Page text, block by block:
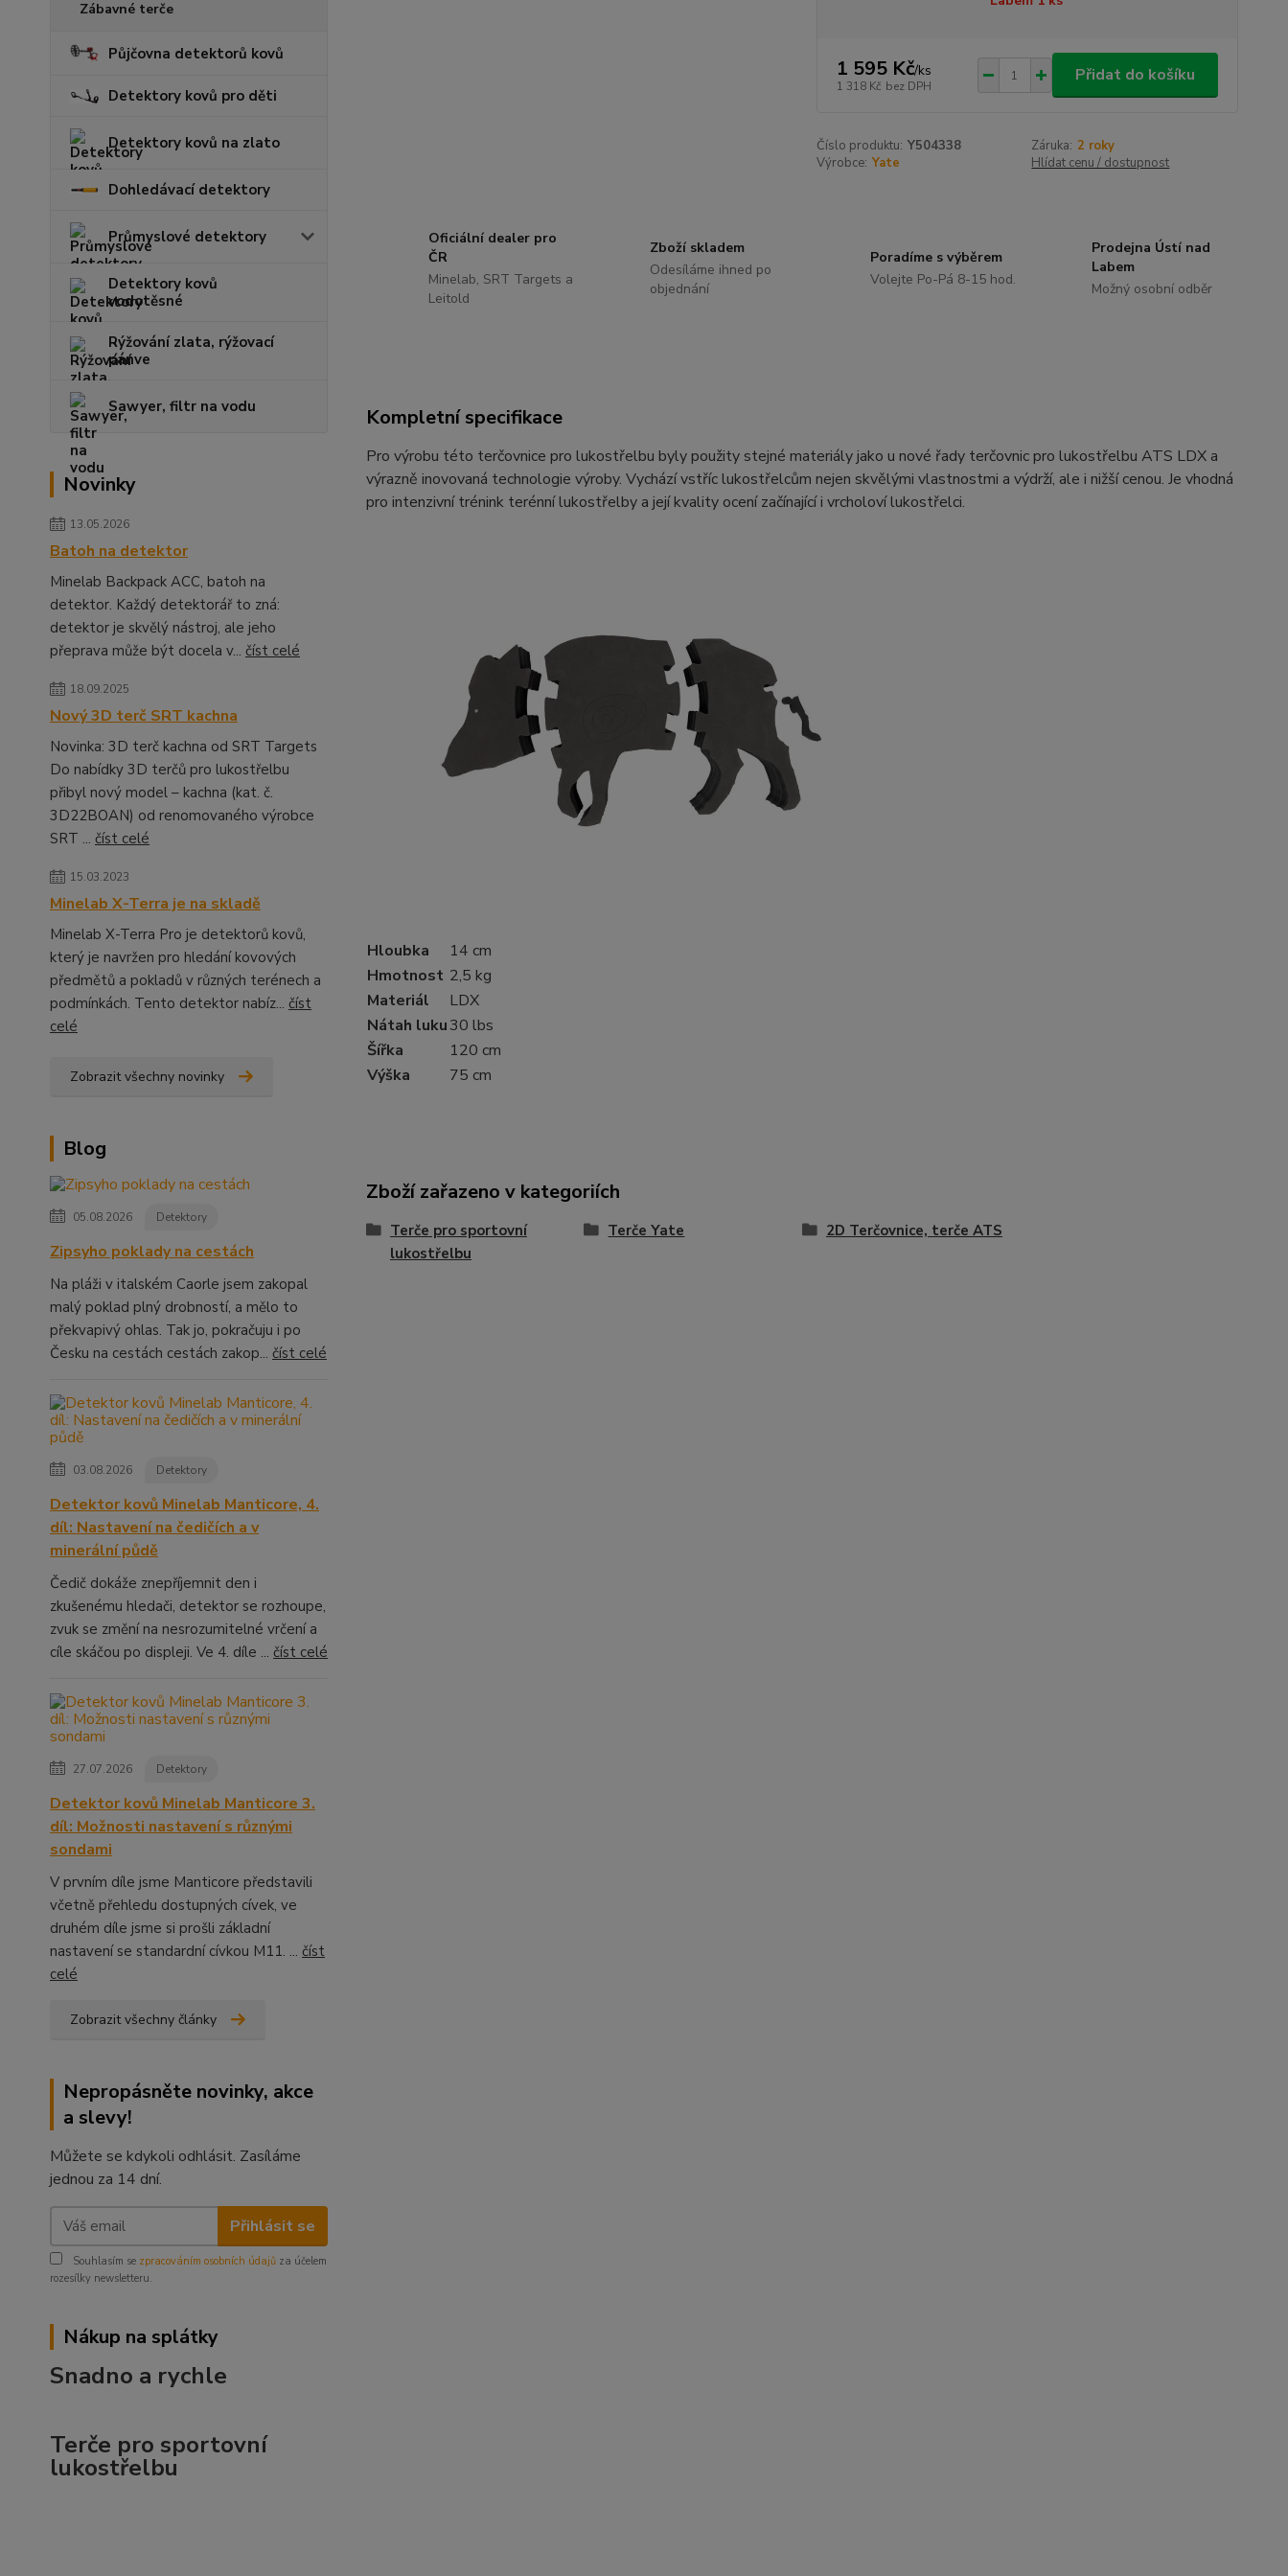
Zábavné terče
Půjčovna detektorů kovů
Detektory kovů pro děti
Detektory kovů na zlato
Dohledávací detektory
Průmyslové detektory
Detektory kovů
vodotěsné
Rýžování zlata, rýžovací
pánve
Sawyer, filtr na vodu
Novinky
13.05.2026
Batoh na detektor
Minelab Backpack ACC, batoh na
detektor. Každý detektorář to zná:
detektor je skvělý nástroj, ale jeho
přeprava může být docela v... číst celé
18.09.2025
Nový 3D terč SRT kachna
Novinka: 3D terč kachna od SRT Targets
Do nabídky 3D terčů pro lukostřelbu
přibyl nový model – kachna (kat. č.
3D22BOAN) od renomovaného výrobce
SRT ... číst celé
15.03.2023
Minelab X-Terra je na skladě
Minelab X-Terra Pro je detektorů kovů,
který je navržen pro hledání kovových
předmětů a pokladů v různých terénech a
podmínkách. Tento detektor nabíz... číst
celé
Zobrazit všechny novinky
Blog
05.08.2026 Detektory
Zipsyho poklady na cestách
Na pláži v italském Caorle jsem zakopal
malý poklad plný drobností, a mělo to
překvapivý ohlas. Tak jo, pokračuju i po
Česku na cestách cestách zakop... číst celé
03.08.2026 Detektory
Detektor kovů Minelab Manticore, 4.
díl: Nastavení na čedičích a v
minerální půdě
Čedič dokáže znepříjemnit den i
zkušenému hledači, detektor se rozhoupe,
zvuk se změní na nesrozumitelné vrčení a
cíle skáčou po displeji. Ve 4. díle ... číst celé
27.07.2026 Detektory
Detektor kovů Minelab Manticore 3.
díl: Možnosti nastavení s různými
sondami
V prvním díle jsme Manticore představili
včetně přehledu dostupných cívek, ve
druhém díle jsme si prošli základní
nastavení se standardní cívkou M11. ... číst
celé
Zobrazit všechny články
Nepropásněte novinky, akce
a slevy!
Můžete se kdykoli odhlásit. Zasíláme
jednou za 14 dní.
Přihlásit se
Souhlasím se zpracováním osobních údajů za účelem
rozesílky newsletteru.
Nákup na splátky
Snadno a rychle
Terče pro sportovní
lukostřelbu
1 595 Kč/ks
1 318 Kč bez DPH
Přidat do košíku
Číslo produktu: Y504338 Záruka: 2 roky
Výrobce: Yate Hlídat cenu / dostupnost
Oficiální dealer pro
ČR
Minelab, SRT Targets a
Leitold
Zboží skladem
Odesíláme ihned po
objednání
Poradíme s výběrem
Volejte Po-Pá 8-15 hod.
Prodejna Ústí nad
Labem
Možný osobní odběr
Kompletní specifikace
Pro výrobu této terčovnice pro lukostřelbu byly použity stejné materiály jako u nové řady terčovnic pro lukostřelbu ATS LDX a
výrazně inovovaná technologie výroby. Vychází vstříc lukostřelcům nejen skvělými vlastnostmi a výdrží, ale i nižší cenou. Je vhodná
pro intenzivní trénink terénní lukostřelby a její kvality ocení začínající i vrcholoví lukostřelci.
Hloubka
14 cm
Hmotnost 2,5 kg
Materiál
LDX
Nátah luku30 lbs
Šířka
120 cm
Výška
75 cm
Zboží zařazeno v kategoriích
Terče pro sportovní
lukostřelbu
Terče Yate 2D Terčovnice, terče ATS